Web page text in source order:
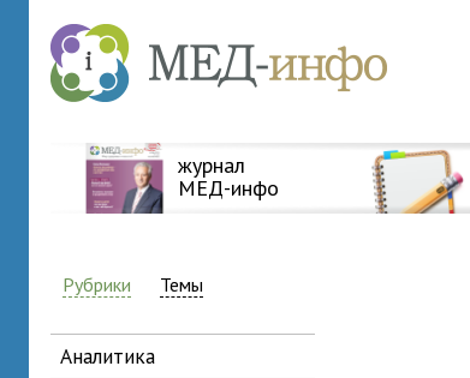
журнал
МЕД-инфо
Рубрики Темы
аналитика